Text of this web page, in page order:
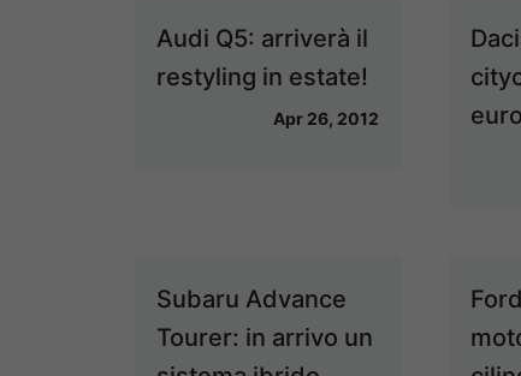
Audi Q5: arriverà il
restyling in estate!
Apr 26, 2012
Subaru Advance
Tourer: in arrivo un